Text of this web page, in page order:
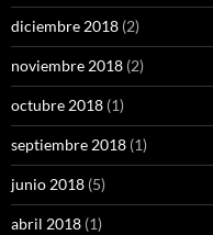
diciembre 2018 (2)
noviembre 2018 (2)
octubre 2018 (1)
septiembre 2018 (1)
junio 2018 (5)
abril 2018 (1)